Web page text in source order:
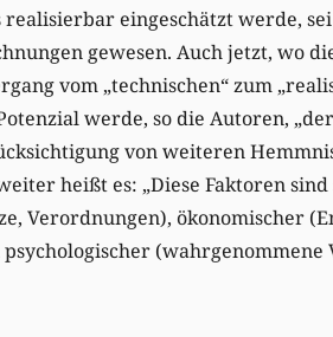
eingeschätzt werde,
gewesen. Auch jetzt, wo
vom „technischen“ zum
werde, so die Autoren,
von weiteren
heißt es: „Diese Faktoren
Verordnungen), ökonomischer
(wahrgenommene